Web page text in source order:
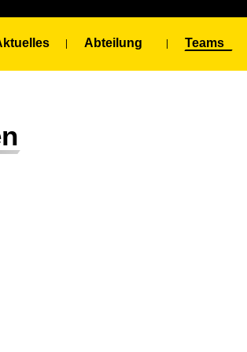
Abteilung Teams